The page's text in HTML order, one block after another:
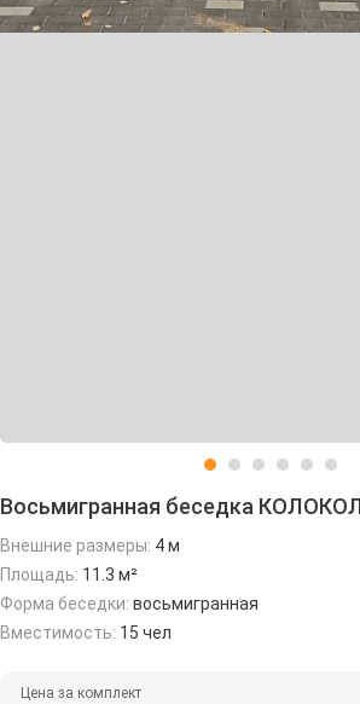
Восьмигранная беседка
Внешние размеры: 4 м
Площадь: 11.3 м²
Форма беседки: восьмигранная
Вместимость: 15 чел
Цена за комплект